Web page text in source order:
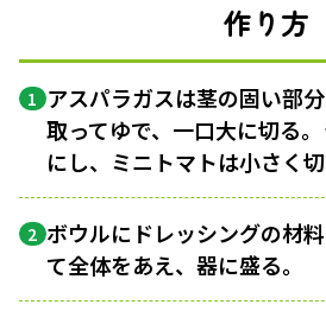
作り方
1 アスパラガスは茎の固い部
取ってゆで、一口大に切る
にし、ミニトマトは小さく切
2 ボウルにドレッシングの材
て全体をあえ、器に盛る。